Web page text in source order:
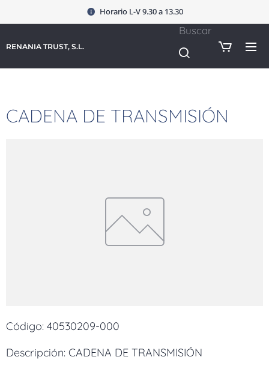
Horario L-V 9.30 a 13.30
RENANIA TRUST, S.L.
Buscar
CADENA DE TRANSMISIÓN
Código: 40530209-000
Descripción: CADENA DE TRANSMISIÓN